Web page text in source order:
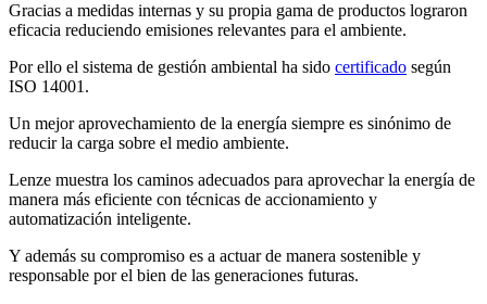
Gracias a medidas internas y su propia gama de productos lograron
eficacia reduciendo emisiones relevantes para el ambiente.
Por ello el sistema de gestión ambiental ha sido certificado según
ISO 14001.
Un mejor aprovechamiento de la energía siempre es sinónimo de
reducir la carga sobre el medio ambiente.
Lenze muestra los caminos adecuados para aprovechar la energía de
manera más eficiente con técnicas de accionamiento y
automatización inteligente.
Y además su compromiso es a actuar de manera sostenible y
responsable por el bien de las generaciones futuras.